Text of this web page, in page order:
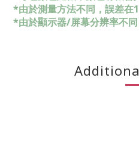
*由於測量方法不同，誤差在
*由於顯示器/屏幕分辨率不